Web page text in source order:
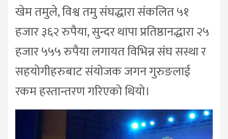
खेम तमुले, विश्व तमु संघद्धारा संकलित ५१
हजार ३६२ रुपैया, सुन्दर थापा प्रतिष्ठानद्धारा २५
हजार ५५५ रुपैया लगायत विभिन्न संघ सस्था र
सहयोगीहरुबाट संयोजक जगन गुरुङलाई
रकम हस्तान्तरण गरिएको थियो।